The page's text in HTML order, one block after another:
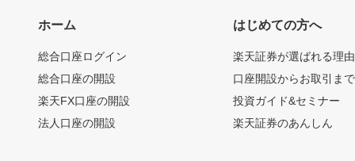
ホーム
総合口座ログイン
総合口座の開設
楽天FX口座の開設
法人口座の開設
はじめての方へ
楽天証券が選ばれる理由
口座開設からお取引ま
投資ガイド&セミナー
楽天証券のあんしん